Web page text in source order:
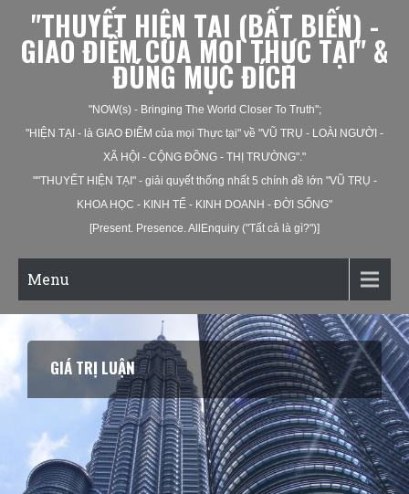
"THUYẾT HIỆN TẠI (BẤT BIẾN) -
GIAO ĐIỂM CỦA MỌI THỰC TẠI" &
ĐÚNG MỤC ĐÍCH
"NOW(s) - Bringing The World Closer To Truth";
"HIỆN TẠI - là GIAO ĐIỂM của mọi Thực tại" về "VŨ TRỤ - LOÀI NGƯỜI -
XÃ HỘI - CỘNG ĐỒNG - THỊ TRƯỜNG"."
""THUYẾT HIỆN TẠI" - giải quyết thống nhất 5 chính đề lớn "VŨ TRỤ -
KHOA HỌC - KINH TẾ - KINH DOANH - ĐỜI SỐNG"
[Present. Presence. AllEnquiry ("Tất cả là gì?")]
Menu
GIÁ TRỊ LUẬN